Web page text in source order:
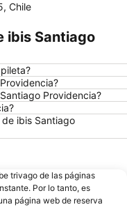
Cristóbal
de Chile
Armas
de Santiago
Chile
ibis Santiago
Providencia?
ibis Santiago
trivago de las páginas
Por lo tanto, es
página web de reserva